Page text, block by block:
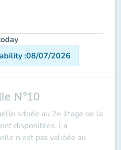
:08/07/2026
N°10
située au 2e étage de la
disponibles. La
n'est pas validée au